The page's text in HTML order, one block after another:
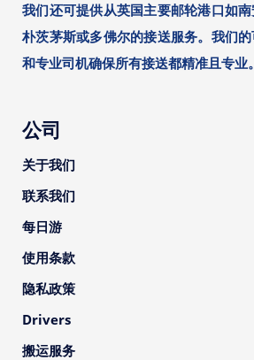
我们还可提供从英国主要邮轮港口如南
朴茨茅斯或多佛尔的接送服务。我们
和专业司机确保所有接送都精准且专业。
公司
关于我们
联系我们
每日游
使用条款
隐私政策
Drivers
搬运服务